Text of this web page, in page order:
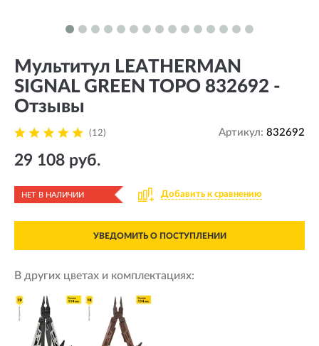
Мультитул LEATHERMAN
SIGNAL GREEN TOPO 832692 -
Отзывы
(12) Артикул: 832692
29 108 руб.
НЕТ В НАЛИЧИИ Добавить к сравнению
УВЕДОМИТЬ О ПОСТУПЛЕНИИ
В других цветах и комплектациях: